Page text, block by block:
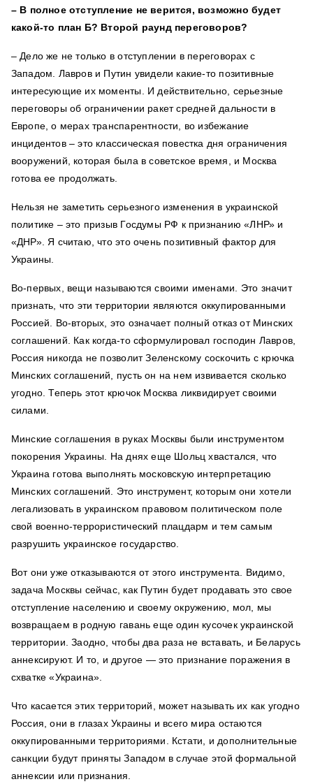
– В полное отступление не верится, возможно будет
какой-то план Б? Второй раунд переговоров?
– Дело же не только в отступлении в переговорах с
Западом. Лавров и Путин увидели какие-то позитивные
интересующие их моменты. И действительно, серьезные
переговоры об ограничении ракет средней дальности в
Европе, о мерах транспарентности, во избежание
инцидентов – это классическая повестка дня ограничения
вооружений, которая была в советское время, и Москва
готова ее продолжать.
Нельзя не заметить серьезного изменения в украинской
политике – это призыв Госдумы РФ к признанию «ЛНР» и
«ДНР». Я считаю, что это очень позитивный фактор для
Украины.
Во-первых, вещи называются своими именами. Это значит
признать, что эти территории являются оккупированными
Россией. Во-вторых, это означает полный отказ от Минских
соглашений. Как когда-то сформулировал господин Лавров,
Россия никогда не позволит Зеленскому соскочить с крючка
Минских соглашений, пусть он на нем извивается сколько
угодно. Теперь этот крючок Москва ликвидирует своими
силами.
Минские соглашения в руках Москвы были инструментом
покорения Украины. На днях еще Шольц хвастался, что
Украина готова выполнять московскую интерпретацию
Минских соглашений. Это инструмент, которым они хотели
легализовать в украинском правовом политическом поле
свой военно-террористический плацдарм и тем самым
разрушить украинское государство.
Вот они уже отказываются от этого инструмента. Видимо,
задача Москвы сейчас, как Путин будет продавать это свое
отступление населению и своему окружению, мол, мы
возвращаем в родную гавань еще один кусочек украинской
территории. Заодно, чтобы два раза не вставать, и Беларусь
аннексируют. И то, и другое — это признание поражения в
схватке «Украина».
Что касается этих территорий, может называть их как угодно
Россия, они в глазах Украины и всего мира остаются
оккупированными территориями. Кстати, и дополнительные
санкции будут приняты Западом в случае этой формальной
аннексии или признания.